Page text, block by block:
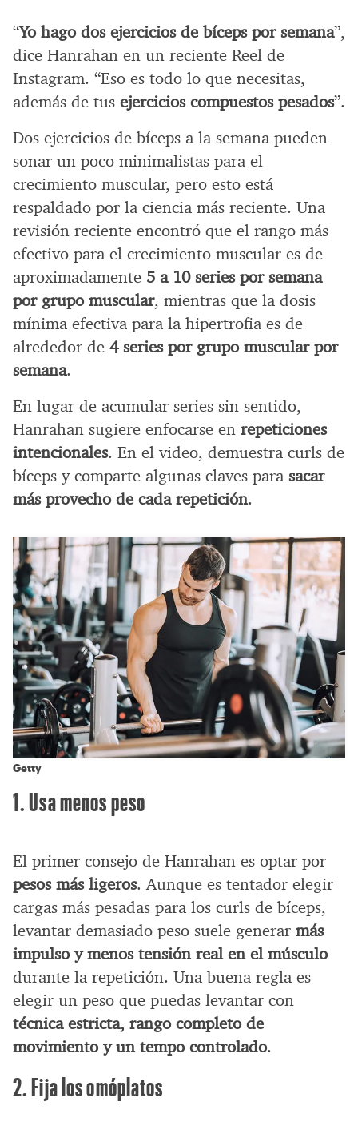
“Yo hago dos ejercicios de bíceps por semana”,
dice Hanrahan en un reciente Reel de
Instagram. “Eso es todo lo que necesitas,
además de tus ejercicios compuestos pesados”.
Dos ejercicios de bíceps a la semana pueden
sonar un poco minimalistas para el
crecimiento muscular, pero esto está
respaldado por la ciencia más reciente. Una
revisión reciente encontró que el rango más
efectivo para el crecimiento muscular es de
aproximadamente 5 a 10 series por semana
por grupo muscular, mientras que la dosis
mínima efectiva para la hipertrofia es de
alrededor de 4 series por grupo muscular por
semana.
En lugar de acumular series sin sentido,
Hanrahan sugiere enfocarse en repeticiones
intencionales. En el video, demuestra curls de
bíceps y comparte algunas claves para sacar
más provecho de cada repetición.
Getty
1. Usa menos peso
El primer consejo de Hanrahan es optar por
pesos más ligeros. Aunque es tentador elegir
cargas más pesadas para los curls de bíceps,
levantar demasiado peso suele generar más
impulso y menos tensión real en el músculo
durante la repetición. Una buena regla es
elegir un peso que puedas levantar con
técnica estricta, rango completo de
movimiento y un tempo controlado.
2. Fija los omóplatos